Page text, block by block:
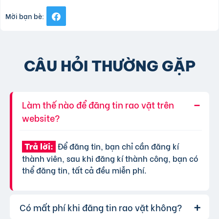
Mời bạn bè:
CÂU HỎI THƯỜNG GẶP
Làm thế nào để đăng tin rao vặt trên
website?
Trả lời: Để đăng tin, bạn chỉ cần đăng kí
thành viên, sau khi đăng kí thành công, bạn có
thể đăng tin, tất cả đều miễn phí.
Có mất phí khi đăng tin rao vặt không?